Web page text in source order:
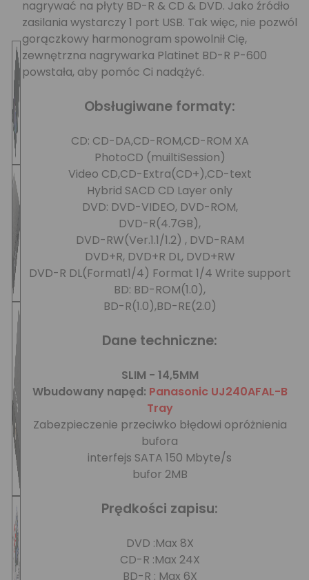
nagrywać na płyty BD-R & CD & DVD. Jako źródło
zasilania wystarczy 1 port USB. Tak więc, nie pozwól
gorączkowy harmonogram spowolnił Cię,
zewnętrzna nagrywarka Platinet BD-R P-600
powstała, aby pomóc Ci nadążyć.
Obsługiwane formaty:
CD: CD-DA,CD-ROM,CD-ROM XA
PhotoCD (muiltiSession)
Video CD,CD-Extra(CD+),CD-text
Hybrid SACD CD Layer only
DVD: DVD-VIDEO, DVD-ROM,
DVD-R(4.7GB),
DVD-RW(Ver.1.1/1.2) , DVD-RAM
DVD+R, DVD+R DL, DVD+RW
DVD-R DL(Format1/4) Format 1/4 Write support
BD: BD-ROM(1.0),
BD-R(1.0),BD-RE(2.0)
Dane techniczne:
SLIM - 14,5MM
Wbudowany napęd: Panasonic UJ240AFAL-B
Tray
Zabezpieczenie przeciwko błędowi opróżnienia
bufora
interfejs SATA 150 Mbyte/s
bufor 2MB
Prędkości zapisu:
DVD :Max 8X
CD-R :Max 24X
BD-R : Max 6X